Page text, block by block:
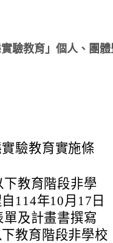
驗教育」個人、團
驗教育實施條
教育階段非學
114年10月17日
及計畫書撰寫
教育階段非學校